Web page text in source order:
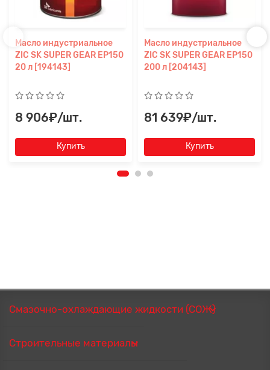
Масло индустриальное
ZIC SK SUPER GEAR EP150
20 л [194143]
8 906₽/шт.
Купить
Масло индустриальное
ZIC SK SUPER GEAR EP150
200 л [204143]
81 639₽/шт.
Купить
Смазочно-охлаждающие жидкости (СОЖ)
Строительные материалы